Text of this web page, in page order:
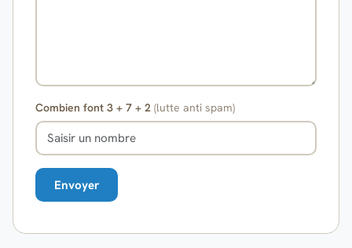
Combien font 3 + 7 + 2 (lutte anti spam)